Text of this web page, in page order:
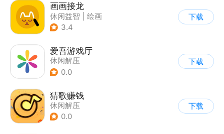
画画接龙
休闲益智
绘画
3.4
下载
爱吾游戏厅
休闲解压
0.0
下载
猜歌赚钱
休闲解压
0.0
下载